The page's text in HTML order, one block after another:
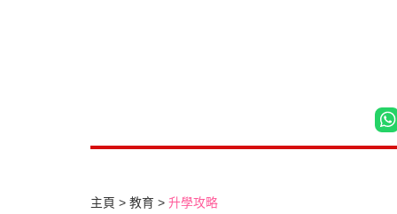
主頁 教育 升學攻略